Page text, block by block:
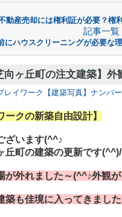
動産売却には権利証が必要？権
記事一覧
にハウスクリーニングが必要な
向ヶ丘町の注文建築】
レイワーク【建築写真】ナンバー
ークの新築自由設計】
ざいます(^^♪
丘町の建築の更新です(^^)/
が外れました～(^^♪外観
築も佳境に入ってきまし